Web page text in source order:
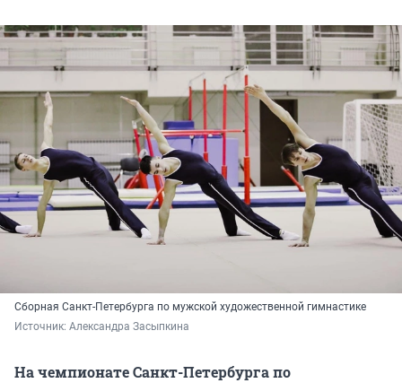
Сборная Санкт-Петербурга по мужской художественной гимнастике
Источник: Александра Засыпкина
На чемпионате Санкт-Петербурга по